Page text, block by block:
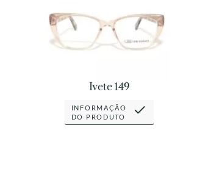
Ivete 149
INFORMAÇÃO
DO PRODUTO